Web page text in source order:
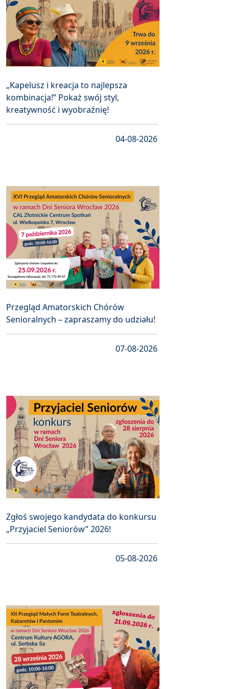
„Kapelusz i kreacja to najlepsza
kombinacja!” Pokaż swój styl,
kreatywność i wyobraźnię!
04-08-2026
Przegląd Amatorskich Chórów
Senioralnych – zapraszamy do udziału!
07-08-2026
Zgłoś swojego kandydata do konkursu
„Przyjaciel Seniorów” 2026!
05-08-2026